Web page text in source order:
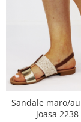
Sandale maro/
joasa